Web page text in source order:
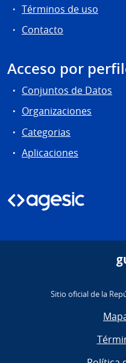
Términos de uso
Contacto
Acceso por
Conjuntos de Datos
Organizaciones
Categorias
Aplicaciones
Sitio oficial de la